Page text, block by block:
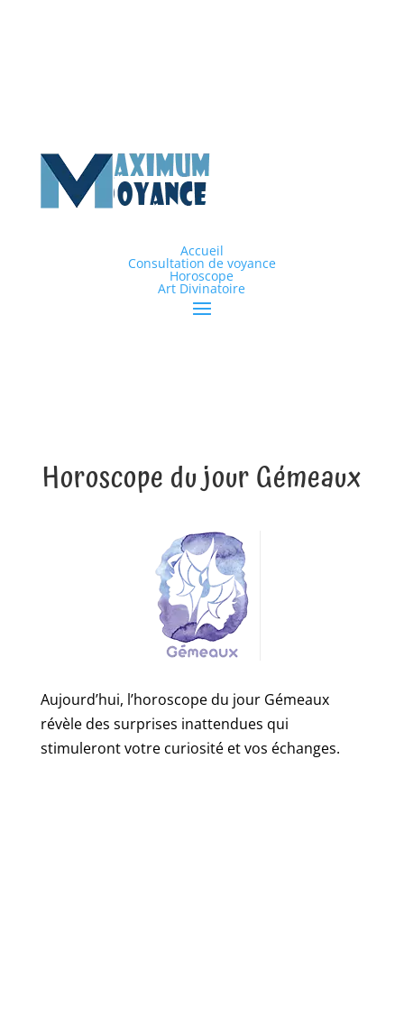
Accueil
Consultation de voyance
Horoscope
Art Divinatoire
Horoscope du jour Gémeaux
Aujourd’hui, l’horoscope du jour Gémeaux
révèle des surprises inattendues qui
stimuleront votre curiosité et vos échanges.